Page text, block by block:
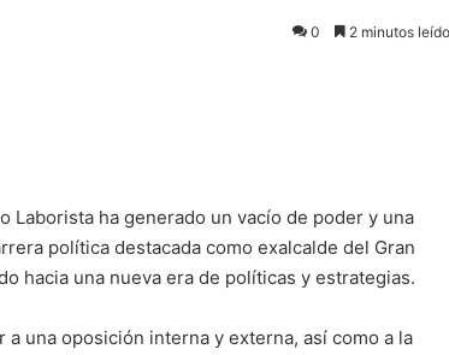
0 2 minutos
ha generado un vacío de poder y una
política destacada como exalcalde del Gran
hacia una nueva era de políticas y estrategias.
una oposición interna y externa, así como a la